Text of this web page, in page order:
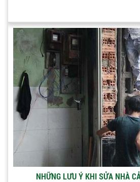
NHỮNG LƯU Ý KHI SỬA NHÀ